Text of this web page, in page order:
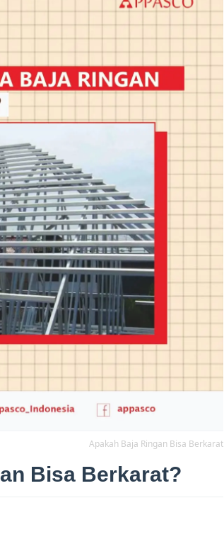
Apakah Baja Ringan Bisa Berkarat
Bisa Berkarat?